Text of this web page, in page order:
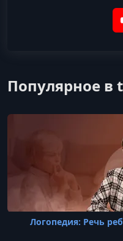
Популярное в
Логопедия: Речь